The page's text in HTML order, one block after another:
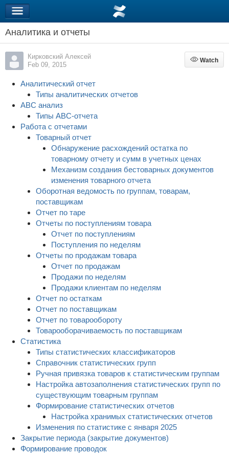
Аналитика и отчеты
Кирковский Алексей
Feb 09, 2015
Watch
Watch
Аналитический отчет
Типы аналитических отчетов
ABC анализ
Типы ABC-отчета
Работа с отчетами
Товарный отчет
Обнаружение расхождений остатка по
товарному отчету и сумм в учетных ценах
Механизм создания бестоварных документов
изменения товарного отчета
Оборотная ведомость по группам, товарам,
поставщикам
Отчет по таре
Отчеты по поступлениям товара
Отчет по поступлениям
Поступления по неделям
Отчеты по продажам товара
Отчет по продажам
Продажи по неделям
Продажи клиентам по неделям
Отчет по остаткам
Отчет по поставщикам
Отчет по товарообороту
Товарооборачиваемость по поставщикам
Статистика
Типы статистических классификаторов
Справочник статистических групп
Ручная привязка товаров к статистическим группам
Настройка автозаполнения статистических групп по
существующим товарным группам
Формирование статистических отчетов
Настройка хранимых статистических отчетов
Изменения по статистике с января 2025
Закрытие периода (закрытие документов)
Формирование проводок